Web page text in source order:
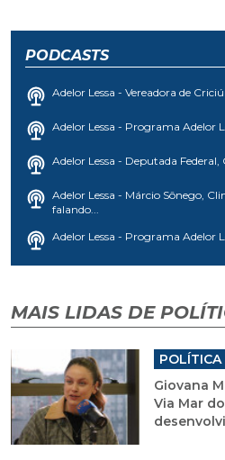
PODCASTS
Adelor Lessa - Vereadora de
Adelor Lessa - Programa Adelor
Adelor Lessa - Deputada Federal,
Adelor Lessa - Márcio Sônego,
falando...
Adelor Lessa - Programa Adelor
MAIS LIDAS DE
POLÍTICA
Giovana
Via Mar